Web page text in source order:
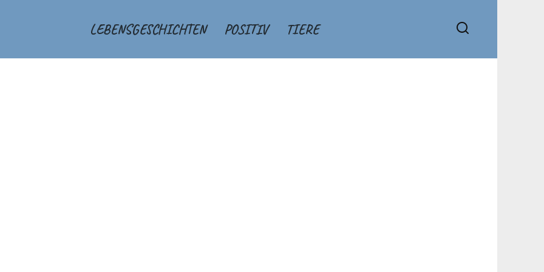
LEBENSGESCHICHTEN POSITIV TIERE